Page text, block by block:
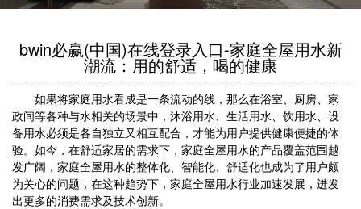
bwin必赢(中国)在线登录入口-家庭全屋用水新
潮流：用的舒适，喝的健康
如果将家庭用水看成是一条流动的线，那么在浴室、厨房、家
政间等各种与水相关的场景中，沐浴用水、生活用水、饮用水、设
备用水必须是各自独立又相互配合，才能为用户提供健康便捷的体
验。如今，在舒适家居的需求下，家庭全屋用水的产品覆盖范围越
发广阔，家庭全屋用水的整体化、智能化、舒适化也成为了用户颇
为关心的问题，在这种趋势下，家庭全屋用水行业加速发展，迸发
出更多的消费需求及技术创新。